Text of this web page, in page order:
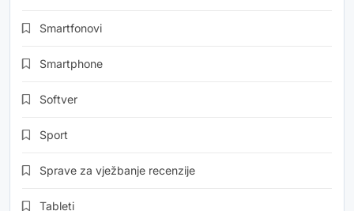
Smartfonovi
Smartphone
Softver
Sport
Sprave za vježbanje recenzije
Tableti